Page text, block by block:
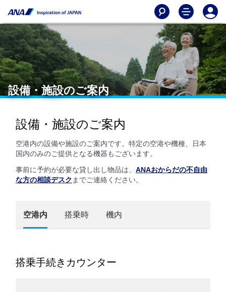
設備・施設のご案内
設備・施設のご案内
空港内の設備や施設のご案内です。特定の空港や機種、日本
国内のみのご提供となる機器もございます。
事前に予約が必要な貸し出し物品は、 ANAおからだの不自由
な方の相談デスク までご連絡ください。
空港内 搭乗時 機内
搭乗手続きカウンター